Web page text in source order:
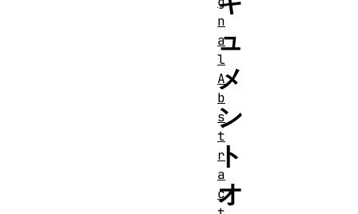
ュ
メ
ン
ト
オ
n
a
l
A
b
s
t
r
a
c